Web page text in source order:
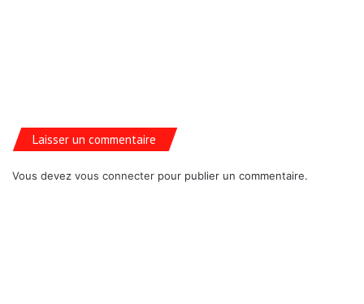
Laisser un commentaire
Vous devez vous connecter pour publier un commentaire.